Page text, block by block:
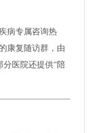
病专属咨询热
康复随访群，由
医院还提供“陪